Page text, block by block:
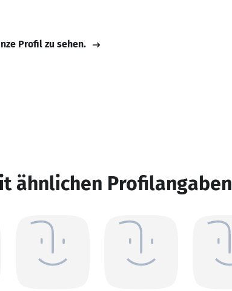
Profil zu sehen.
ähnlichen Profilangaben